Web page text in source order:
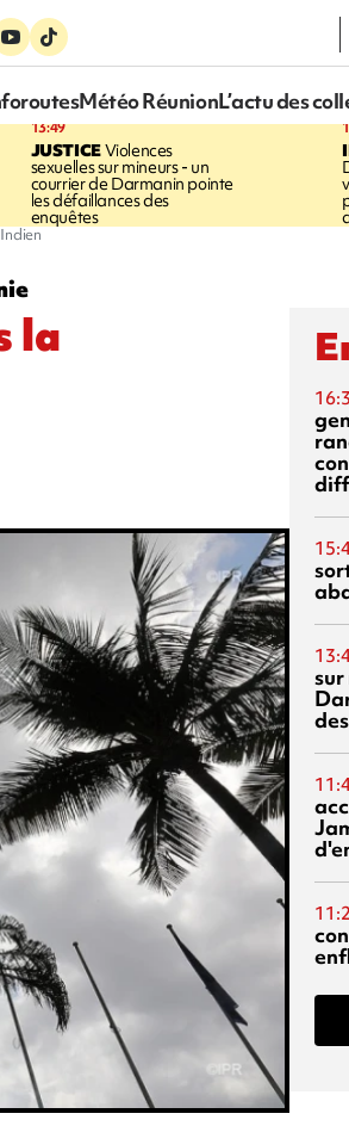
Météo RéunionL’actu des
13:49
JUSTICEViolences
sexuelles sur mineurs - un
courrier de Darmanin pointe
les défaillances des
enquêtes
la
sur